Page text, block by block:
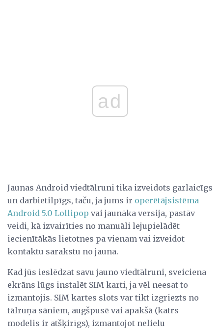
ad
Jaunas Android viedtālruni tika izveidots garlaicīgs
un darbietilpīgs, taču, ja jums ir operētājsistēma
Android 5.0 Lollipop vai jaunāka versija, pastāv
veidi, kā izvairīties no manuāli lejupielādēt
iecienītākās lietotnes pa vienam vai izveidot
kontaktu sarakstu no jauna.
Kad jūs ieslēdzat savu jauno viedtālruni, sveiciena
ekrāns lūgs instalēt SIM karti, ja vēl neesat to
izmantojis. SIM kartes slots var tikt izgriezts no
tālruņa sāniem, augšpusē vai apakšā (katrs
modelis ir atšķirīgs), izmantojot nelielu